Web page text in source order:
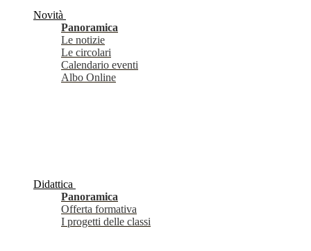
Novità
Panoramica
Le notizie
Le circolari
Calendario eventi
Albo Online
Didattica
Panoramica
Offerta formativa
I progetti delle classi